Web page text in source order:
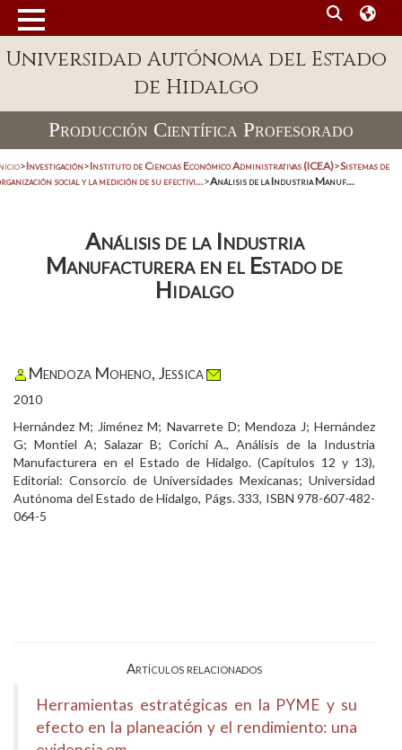
Universidad Autónoma del Estado
de Hidalgo
Producción Científica Profesorado
>Investigación>Instituto de Ciencias Económico Administrativas (ICEA)>Sistemas de
social y la medición de su efectivi...>Análisis de la Industria Manuf...
Análisis de la Industria
Manufacturera en el Estado de
Hidalgo
Mendoza Moheno, Jessica
2010
Hernández M; Jiménez M; Navarrete D; Mendoza J; Hernández
G; Montiel A; Salazar B; Corichi A., Análisis de la Industria
Manufacturera en el Estado de Hidalgo. (Capítulos 12 y 13),
Editorial: Consorcio de Universidades Mexicanas; Universidad
Autónoma del Estado de Hidalgo, Págs. 333, ISBN 978-607-482-
064-5
Artículos relacionados
Herramientas estratégicas en la PYME y su
efecto en la planeación y el rendimiento: una